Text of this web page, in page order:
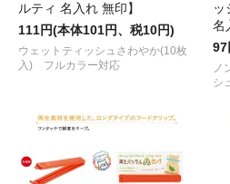
ルティ 名入れ 無印】
111円(本体101円、税10円)
ウェットティッシュさわやか(10枚
入) フルカラー対応
ッ
名
97
ノ
シ